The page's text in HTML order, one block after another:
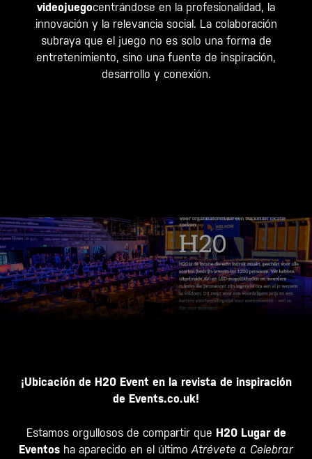
videojuegocentrándose en la profesionalidad, la
innovación y la relevancia social. La colaboración
subraya que el juego no es solo una forma de
entretenimiento, sino una fuente de inspiración,
desarrollo y conexión.
¡Ubicación de H20 Event en la revista de inspiración
de Events.co.uk!
Estamos orgullosos de compartir que H20 Lugar de
Eventos ha aparecido en el últimoAtrévete a Celebrar